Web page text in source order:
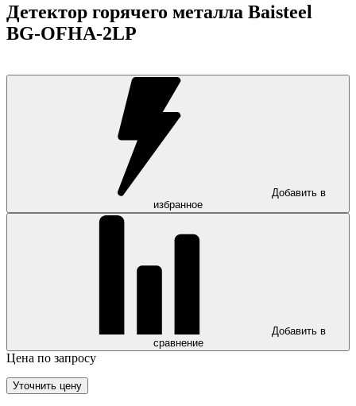
Детектор горячего металла Baisteel
BG-OFHA-2LP
Добавить в
избранное
Добавить в
сравнение
Цена по запросу
Уточнить цену